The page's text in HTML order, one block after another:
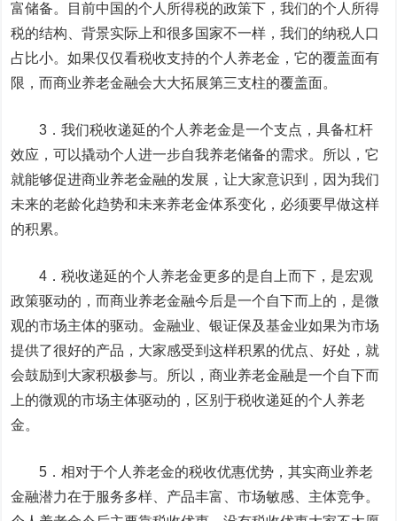
富储备。目前中国的个人所得税的政策下，我们的个人所得
税的结构、背景实际上和很多国家不一样，我们的纳税人口
占比小。如果仅仅看税收支持的个人养老金，它的覆盖面有
限，而商业养老金融会大大拓展第三支柱的覆盖面。
3．我们税收递延的个人养老金是一个支点，具备杠杆
效应，可以撬动个人进一步自我养老储备的需求。所以，它
就能够促进商业养老金融的发展，让大家意识到，因为我们
未来的老龄化趋势和未来养老金体系变化，必须要早做这样
的积累。
4．税收递延的个人养老金更多的是自上而下，是宏观
政策驱动的，而商业养老金融今后是一个自下而上的，是微
观的市场主体的驱动。金融业、银证保及基金业如果为市场
提供了很好的产品，大家感受到这样积累的优点、好处，就
会鼓励到大家积极参与。所以，商业养老金融是一个自下而
上的微观的市场主体驱动的，区别于税收递延的个人养老
金。
5．相对于个人养老金的税收优惠优势，其实商业养老
金融潜力在于服务多样、产品丰富、市场敏感、主体竞争。